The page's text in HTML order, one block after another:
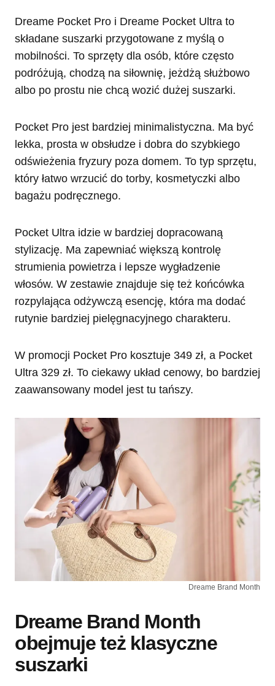
Dreame Pocket Pro i Dreame Pocket Ultra to
składane suszarki przygotowane z myślą o
mobilności. To sprzęty dla osób, które często
podróżują, chodzą na siłownię, jeżdżą służbowo
albo po prostu nie chcą wozić dużej suszarki.
Pocket Pro jest bardziej minimalistyczna. Ma być
lekka, prosta w obsłudze i dobra do szybkiego
odświeżenia fryzury poza domem. To typ sprzętu,
który łatwo wrzucić do torby, kosmetyczki albo
bagażu podręcznego.
Pocket Ultra idzie w bardziej dopracowaną
stylizację. Ma zapewniać większą kontrolę
strumienia powietrza i lepsze wygładzenie
włosów. W zestawie znajduje się też końcówka
rozpylająca odżywczą esencję, która ma dodać
rutynie bardziej pielęgnacyjnego charakteru.
W promocji Pocket Pro kosztuje 349 zł, a Pocket
Ultra 329 zł. To ciekawy układ cenowy, bo bardziej
zaawansowany model jest tu tańszy.
Dreame Brand Month
Dreame Brand Month
obejmuje też klasyczne
suszarki